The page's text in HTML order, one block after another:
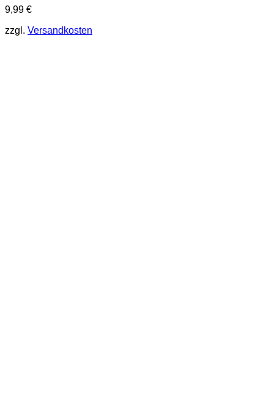
9,99 €
zzgl. Versandkosten